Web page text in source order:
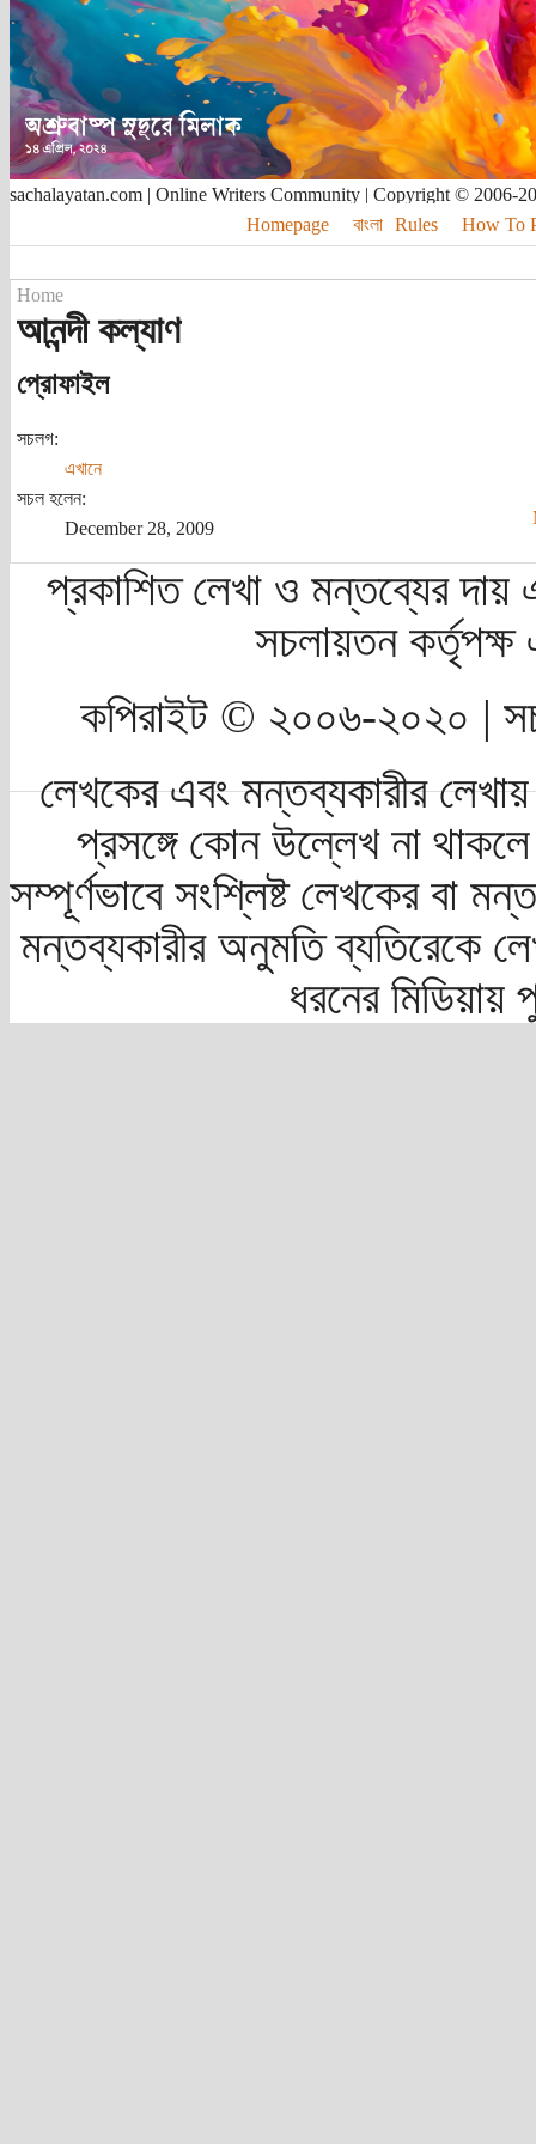
sachalayatan.com | Online Writers Community | Copyright © 2006-
Homepage
বাংলা Rules How To
Home
আনন্দী কল্যাণ
প্রোফাইল
সচলগ:
এখানে
সচল হলেন:
December 28, 2009
প্রকাশিত লেখা ও মন্তব্যের দায়
সচলায়তন
কপিরাইট © ২০০৬-২০২০ |
লেখকের এবং মন্তব্যকারীর
প্রসঙ্গে কোন উল্লেখ না
সম্পূর্ণভাবে সংশ্লিষ্ট লেখকের বা
মন্তব্যকারীর অনুমতি ব্যতিরেকে
ধরনের মিডিয়ায়